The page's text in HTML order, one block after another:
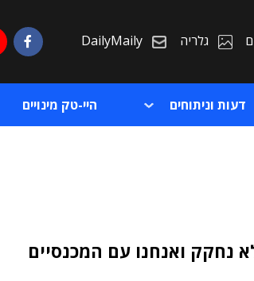
גלריה DailyMaily
דעות וניתוחים היי-טק מינויים
נחקק ואנחנו עם המכנסיים